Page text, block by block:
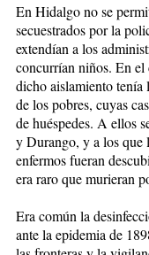
En Hidalgo no se
secuestrados por la
extendían a los
concurrían niños. En el
dicho aislamiento tenía
de los pobres, cuyas
de huéspedes. A ellos
y Durango, y a los que
enfermos fueran
era raro que murieran
Era común la
ante la epidemia de